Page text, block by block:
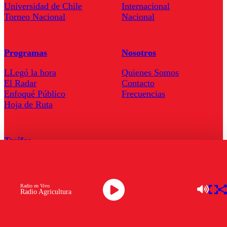
Radio Agricultura
Radio en Vivo
Universidad de Chile
Torneo Nacional
Internacional
Nacional
Programas
LLegó la hora
El Radar
Enfoqué Público
Hoja de Ruta
Nosotros
Quienes Somos
Contacto
Frecuencias
Tarifas